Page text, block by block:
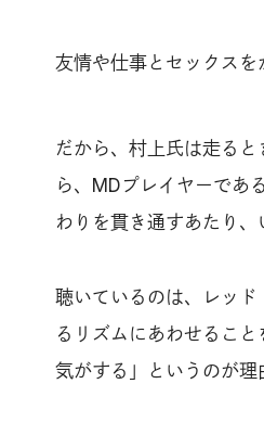
友情や仕事とセックスを
だから、村上氏は走る
ら、MDプレイヤーであ
わりを貫き通すあたり、
聴いているのは、レッ
るリズムにあわせるこ
気がする」というのが理